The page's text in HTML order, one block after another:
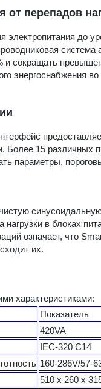
от перепадов
электропитания до
и сокращать
энергоснабжения
Более 15 различных
параметры,
нагрузки в блоках
означает, что
их.
характеристиками:
Показатель
420VA
IEC-320 C14
160-286V/57-
510 х 260 х